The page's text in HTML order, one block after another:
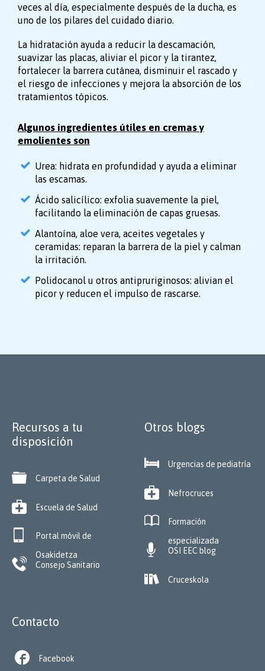
veces al día, especialmente después de la ducha, es
uno de los pilares del cuidado diario.
La hidratación ayuda a reducir la descamación,
suavizar las placas, aliviar el picor y la tirantez,
fortalecer la barrera cutánea, disminuir el rascado y
el riesgo de infecciones y mejora la absorción de los
tratamientos tópicos.
Algunos ingredientes útiles en cremas y
emolientes son
Urea: hidrata en profundidad y ayuda a eliminar
las escamas.
Ácido salicílico: exfolia suavemente la piel,
facilitando la eliminación de capas gruesas.
Alantoína, aloe vera, aceites vegetales y
ceramidas: reparan la barrera de la piel y calman
la irritación.
Polidocanol u otros antipruriginosos: alivian el
picor y reducen el impulso de rascarse.
Recursos a tu
disposición
 Carpeta de Salud
 Escuela de Salud

Portal móvil de
Osakidetza
 Consejo Sanitario
Otros blogs
 Urgencias de pediatría
 Nefrocruces

Formación
especializada
 OSI EEC blog
 Cruceskola
Contacto
 Facebook